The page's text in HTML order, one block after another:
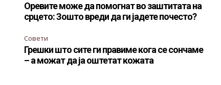
Оревите може да помогнат во заштитата на
срцето: Зошто вреди да ги јадете почесто?
Совети
Грешки што сите ги правиме кога се сончаме
– а можат да ја оштетат кожата